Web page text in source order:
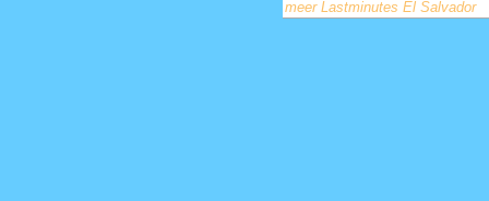
meer Lastminutes El Salvador